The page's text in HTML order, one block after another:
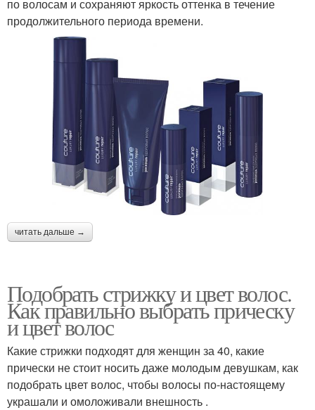
по волосам и сохраняют яркость оттенка в течение
продолжительного периода времени.
читать дальше →
Подобрать стрижку и цвет волос.
Как правильно выбрать прическу
и цвет волос
Какие стрижки подходят для женщин за 40, какие
прически не стоит носить даже молодым девушкам, как
подобрать цвет волос, чтобы волосы по-настоящему
украшали и омоложивали внешность .